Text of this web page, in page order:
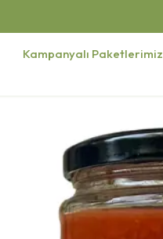
Kampanyalı Paketlerimiz